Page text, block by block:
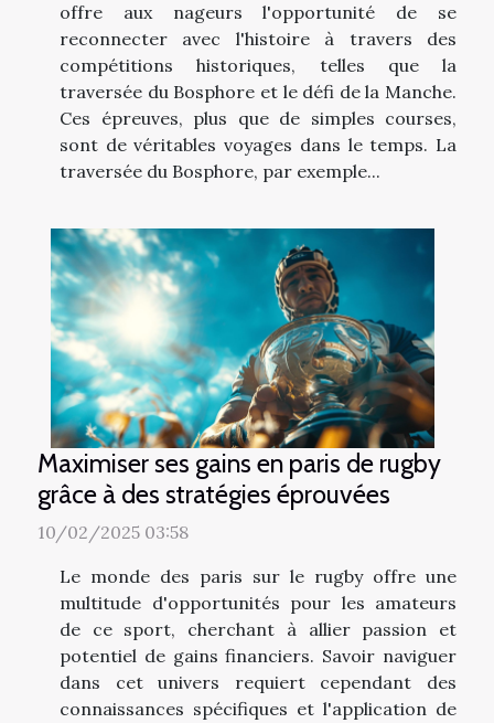
offre aux nageurs l'opportunité de se
reconnecter avec l'histoire à travers des
compétitions historiques, telles que la
traversée du Bosphore et le défi de la Manche.
Ces épreuves, plus que de simples courses,
sont de véritables voyages dans le temps. La
traversée du Bosphore, par exemple...
Maximiser ses gains en paris de rugby
grâce à des stratégies éprouvées
10/02/2025 03:58
Le monde des paris sur le rugby offre une
multitude d'opportunités pour les amateurs
de ce sport, cherchant à allier passion et
potentiel de gains financiers. Savoir naviguer
dans cet univers requiert cependant des
connaissances spécifiques et l'application de